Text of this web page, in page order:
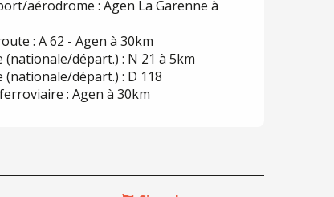
aérodrome : Agen La Garenne à
: A 62 - Agen à 30km
(nationale/départ.) : N 21 à 5km
(nationale/départ.) : D 118
: Agen à 30km